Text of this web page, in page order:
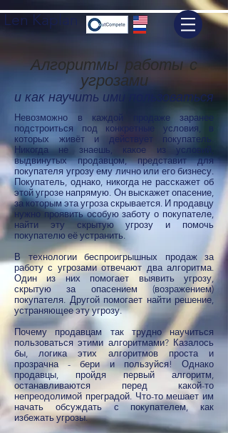
Len Kaplan
Алгоритмы работы с
угрозами
и как научить ими пользоваться
Невозможно в каждой продаже заранее
подстроиться под конкретные условия, в
которых живёт и действует покупатель.
Никогда не знаешь, какое из условий,
выдвинутых продавцом, представит для
покупателя угрозу ему лично или его бизнесу.
Покупатель, однако, никогда не расскажет об
этой угрозе напрямую. Он выскажет опасение,
за которым эта угроза скрывается. И продавцу
нужно проявить особую заботу о покупателе,
найти эту скрытую угрозу и помочь
покупателю её устранить.
В технологии беспроигрышных продаж за
работу с угрозами отвечают два алгоритма.
Один из них помогает выявить угрозу,
скрытую за опасением (возражением)
покупателя. Другой помогает найти решение,
устраняющее эту угрозу.
Почему продавцам так трудно научиться
пользоваться этими алгоритмами? Казалось
бы, логика этих алгоритмов проста и
прозрачна - бери и пользуйся! Однако
продавцы, пройдя первый алгоритм,
останавливаются перед какой-то
непреодолимой преградой. Что-то мешает им
начать обсуждать с покупателем, как
избежать угрозы.